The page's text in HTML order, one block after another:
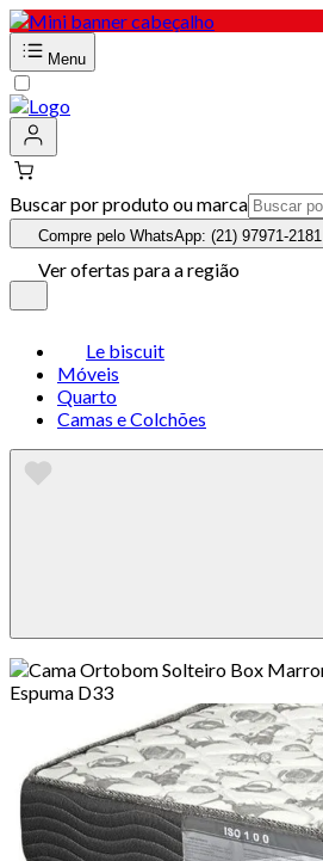
Menu
Buscar por produto ou marca
Compre pelo WhatsApp: (21) 97971-2181
Ver ofertas para a região
Le biscuit
Móveis
Quarto
Camas e Colchões